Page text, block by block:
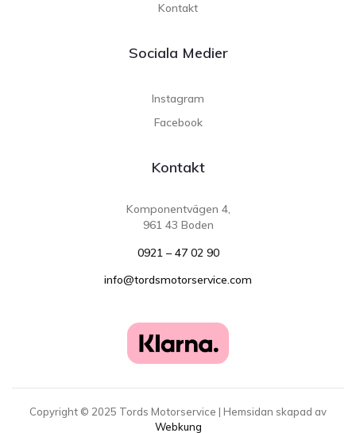
Kontakt
Sociala Medier
Instagram
Facebook
Kontakt
Komponentvägen 4,
961 43 Boden
0921 – 47 02 90
info@tordsmotorservice.com
Copyright © 2025 Tords Motorservice | Hemsidan skapad av
Webkung